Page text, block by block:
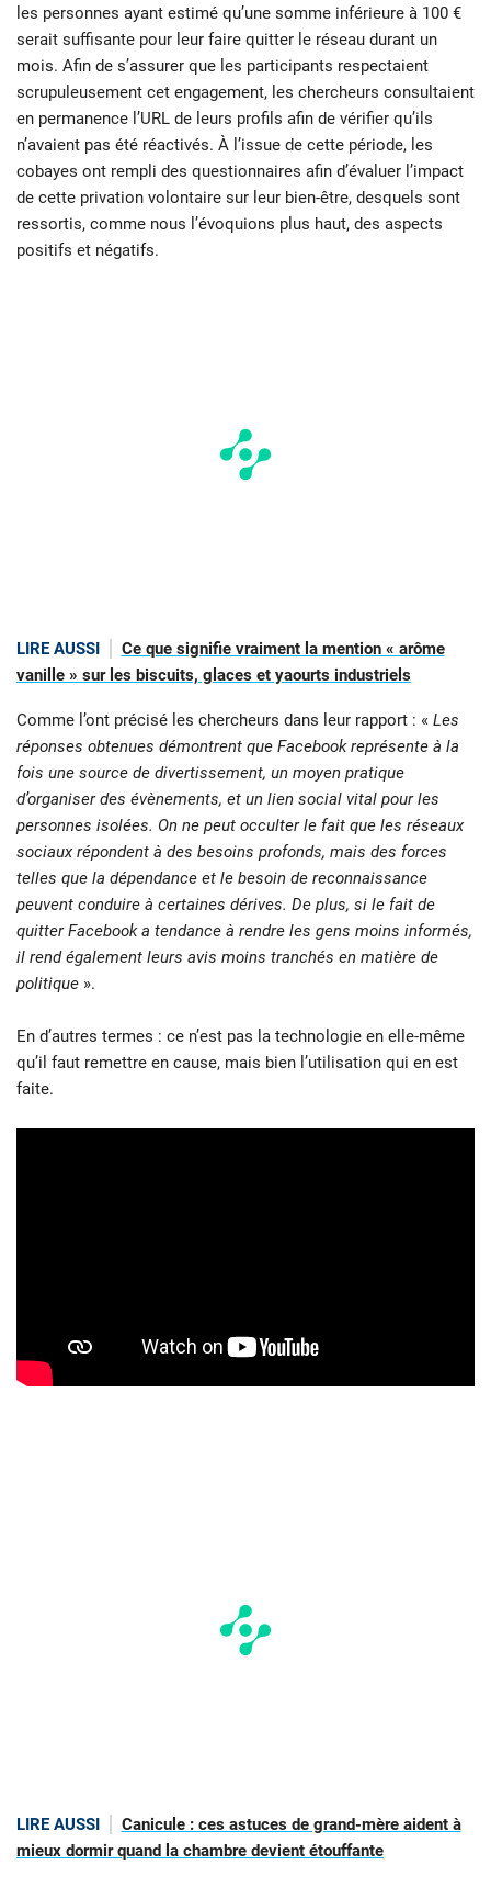
les personnes ayant estimé qu’une somme inférieure à 100 €
serait suffisante pour leur faire quitter le réseau durant un
mois. Afin de s’assurer que les participants respectaient
scrupuleusement cet engagement, les chercheurs consultaient
en permanence l’URL de leurs profils afin de vérifier qu’ils
n’avaient pas été réactivés. À l’issue de cette période, les
cobayes ont rempli des questionnaires afin d’évaluer l’impact
de cette privation volontaire sur leur bien-être, desquels sont
ressortis, comme nous l’évoquions plus haut, des aspects
positifs et négatifs.
LIRE AUSSI
Ce que signifie vraiment la mention « arôme
vanille » sur les biscuits, glaces et yaourts industriels
Comme l’ont précisé les chercheurs dans leur rapport : « Les
réponses obtenues démontrent que Facebook représente à la
fois une source de divertissement, un moyen pratique
d’organiser des évènements, et un lien social vital pour les
personnes isolées. On ne peut occulter le fait que les réseaux
sociaux répondent à des besoins profonds, mais des forces
telles que la dépendance et le besoin de reconnaissance
peuvent conduire à certaines dérives. De plus, si le fait de
quitter Facebook a tendance à rendre les gens moins informés,
il rend également leurs avis moins tranchés en matière de
politique ».
En d’autres termes : ce n’est pas la technologie en elle-même
qu’il faut remettre en cause, mais bien l’utilisation qui en est
faite.
LIRE AUSSI
Canicule : ces astuces de grand-mère aident à
mieux dormir quand la chambre devient étouffante